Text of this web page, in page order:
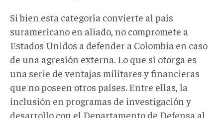
Si bien esta categoría convierte al país
suramericano en aliado, no compromete a
Estados Unidos a defender a Colombia en caso
de una agresión externa. Lo que sí otorga es
una serie de ventajas militares y financieras
que no poseen otros países. Entre ellas, la
inclusión en programas de investigación y
desarrollo con el Departamento de Defensa al